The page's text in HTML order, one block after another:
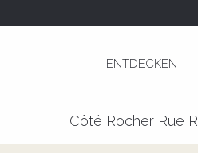
ENTDECKEN
Côté Rocher Rue